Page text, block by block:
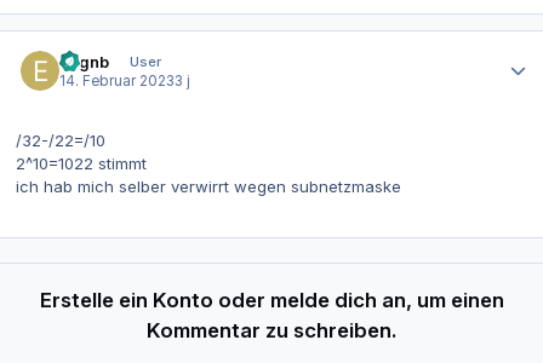
evgnb
User
14. Februar 20233 j
/32-/22=/10
2^10=1022 stimmt
ich hab mich selber verwirrt wegen subnetzmaske
Erstelle ein Konto oder melde dich an, um einen
Kommentar zu schreiben.